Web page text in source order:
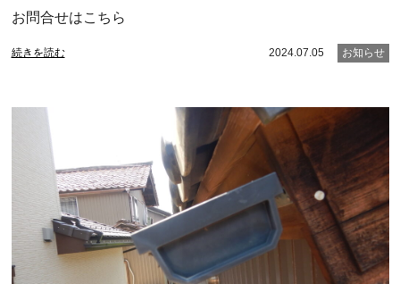
お問合せはこちら
続きを読む 2024.07.05 お知らせ